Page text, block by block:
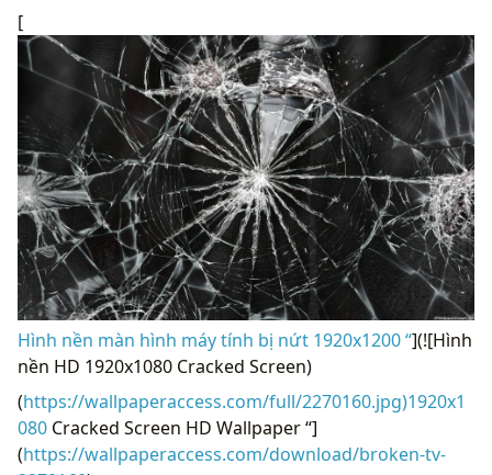
[
Hình nền màn hình máy tính bị nứt 1920x1200 “](![Hình
nền HD 1920x1080 Cracked Screen)
(https://wallpaperaccess.com/full/2270160.jpg)1920x1
080 Cracked Screen HD Wallpaper “]
(https://wallpaperaccess.com/download/broken-tv-